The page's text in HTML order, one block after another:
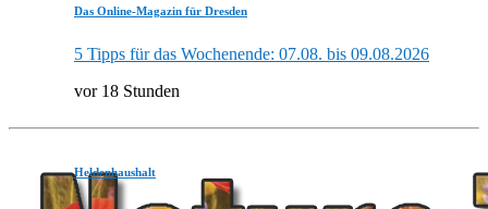
Das Online-Magazin für Dresden
5 Tipps für das Wochenende: 07.08. bis 09.08.2026
vor 18 Stunden
Heldenhaushalt